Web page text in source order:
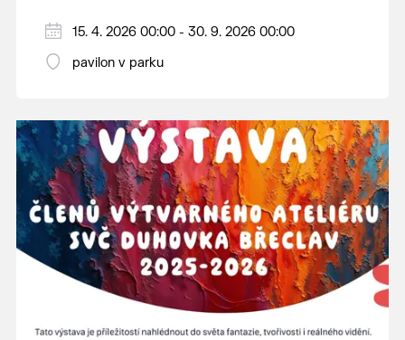
15. 4. 2026 00:00 - 30. 9. 2026 00:00
pavilon v parku